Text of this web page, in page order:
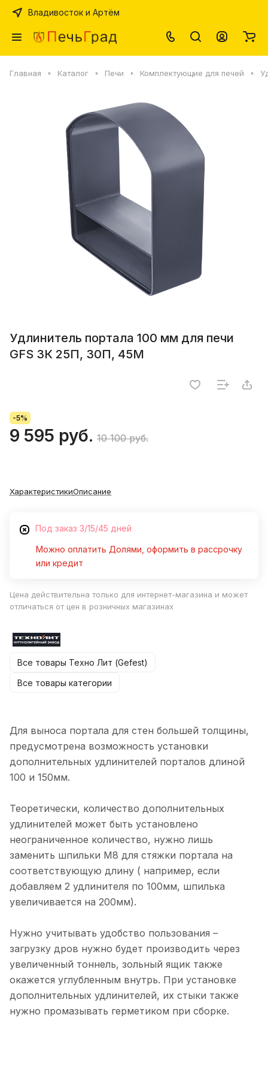
Владивосток и Артём
Главная Каталог Печи Комплектующие для печей
Удлинитель портала 100 мм для печи
GFS ЗК 25П, 30П, 45М
-5%
9 595 руб. 10 100 руб.
ХарактеристикиОписание
Под заказ 3/15/45 дней
Можно оплатить Долями, оформить в рассрочку
или кредит
Цена действительна только для интернет-магазина и может
отличаться от цен в розничных магазинах
Все товары Техно Лит (Gefest)
Все товары категории
Для выноса портала для стен большей толщины,
предусмотрена возможность установки
дополнительных удлинителей порталов длиной
100 и 150мм.
Теоретически, количество дополнительных
удлинителей может быть установлено
неограниченное количество, нужно лишь
заменить шпильки М8 для стяжки портала на
соответствующую длину ( например, если
добавляем 2 удлинителя по 100мм, шпилька
увеличивается на 200мм).
Нужно учитывать удобство пользования –
загрузку дров нужно будет производить через
увеличенный тоннель, зольный ящик также
окажется углубленным внутрь. При установке
дополнительных удлинителей, их стыки также
нужно промазывать герметиком при сборке.